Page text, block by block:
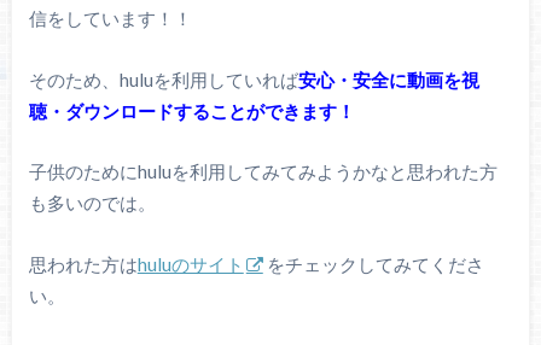
信をしています！！
そのため、huluを利用していれば安心・安全に動画を視
聴・ダウンロードすることができます！
子供のためにhuluを利用してみてみようかなと思われた方
も多いのでは。
思われた方はhuluのサイト
をチェックしてみてくださ
い。